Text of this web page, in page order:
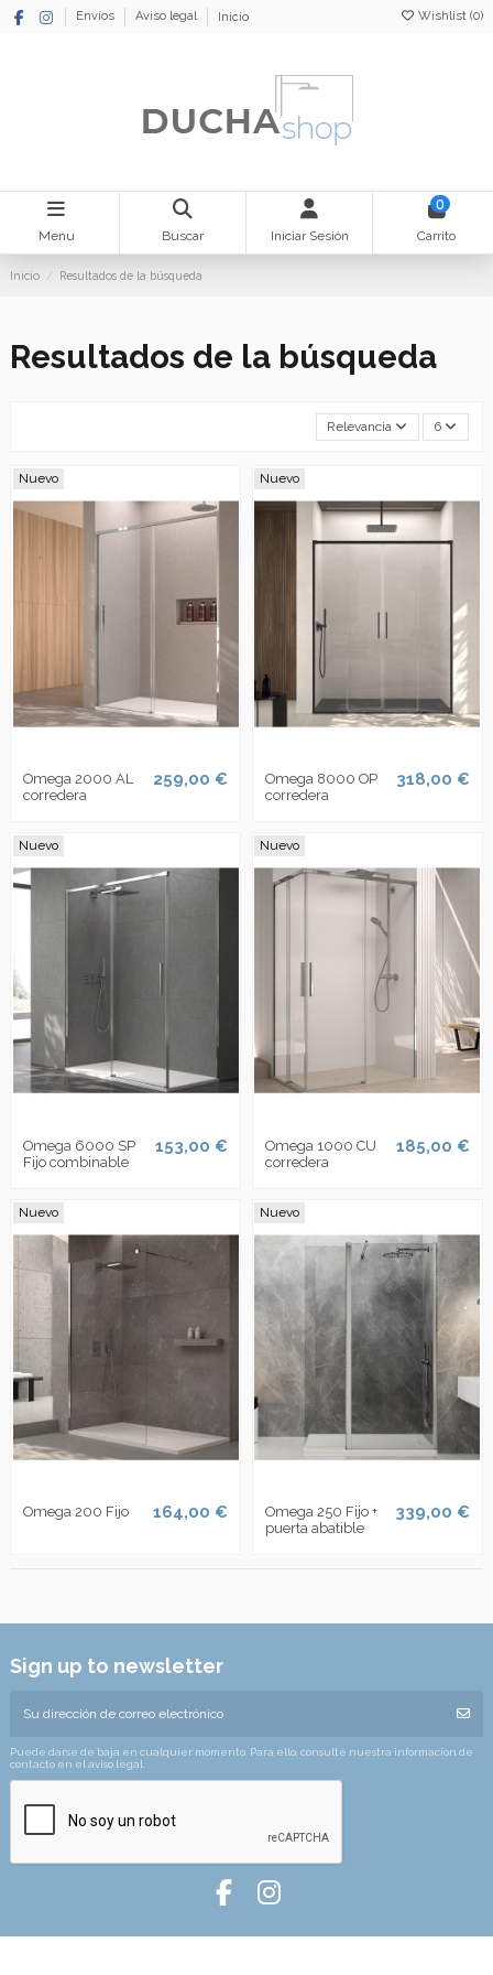
Envíos Aviso legal Inicio Wishlist (0)
Menu Buscar Iniciar Sesión
0
Carrito
Inicio Resultados de la búsqueda
Resultados de la búsqueda
Relevancia 6
Nuevo
Omega 2000 AL
corredera
259,00 €
Nuevo
Omega 8000 OP
corredera
318,00 €
Nuevo
Omega 6000 SP
Fijo combinable
153,00 €
Nuevo
Omega 1000 CU
corredera
185,00 €
Nuevo
Omega 200 Fijo 164,00 €
Nuevo
Omega 250 Fijo +
puerta abatible
339,00 €
Sign up to newsletter
Puede darse de baja en cualquier momento. Para ello, consulte nuestra información de
contacto en el aviso legal.